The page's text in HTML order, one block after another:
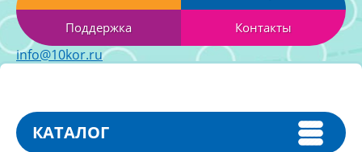
Поддержка Контакты
info@10kor.ru
КАТАЛОГ